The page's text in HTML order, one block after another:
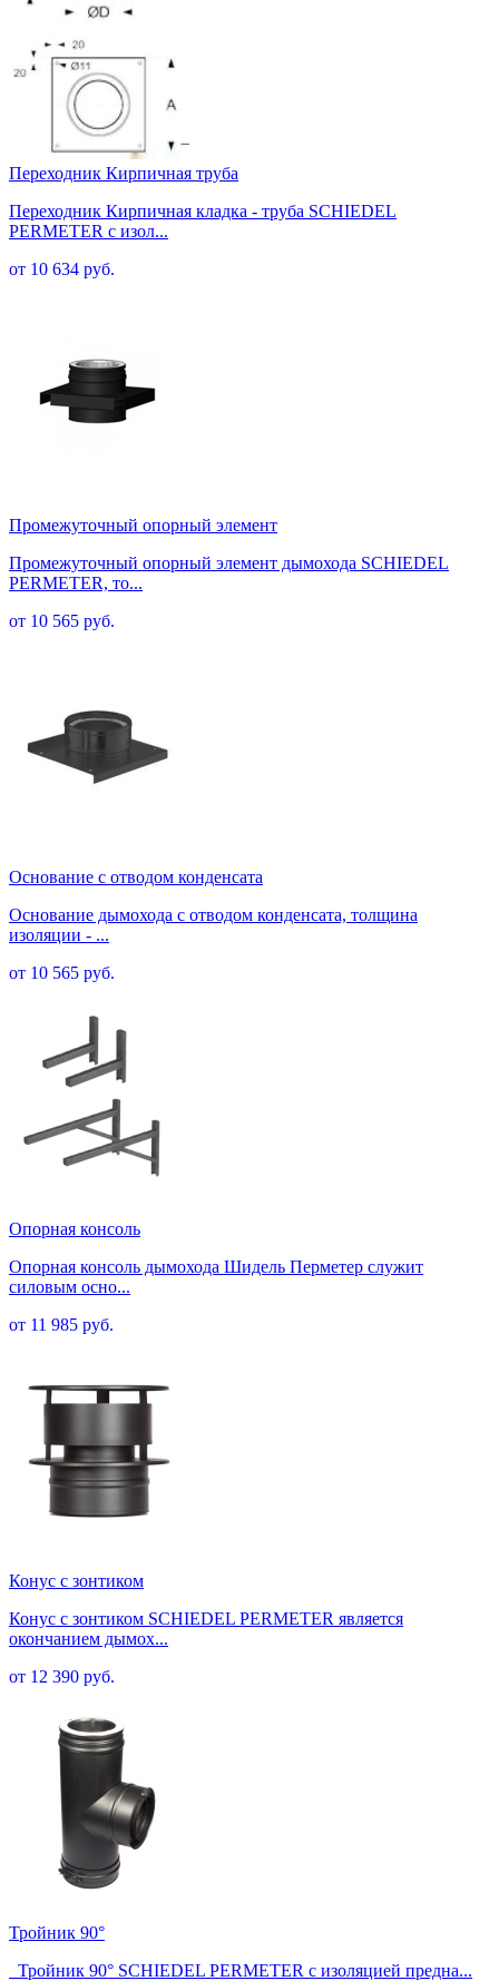
Переходник Кирпичная труба
Переходник Кирпичная кладка - труба SCHIEDEL
PERMETER с изол...
от 10 634 руб.
Промежуточный опорный элемент
Промежуточный опорный элемент дымохода SCHIEDEL
PERMETER, то...
от 10 565 руб.
Основание с отводом конденсата
Основание дымохода с отводом конденсата, толщина
изоляции - ...
от 10 565 руб.
Опорная консоль
Опорная консоль дымохода Шидель Перметер служит
силовым осно...
от 11 985 руб.
Конус с зонтиком
Конус с зонтиком SCHIEDEL PERMETER является
окончанием дымох...
от 12 390 руб.
Тройник 90°
Тройник 90° SCHIEDEL PERMETER с изоляцией предна...